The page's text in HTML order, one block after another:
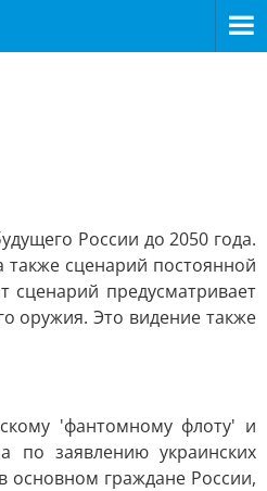
России до 2050 года.
сценарий постоянной
предусматривает
оружия. Это видение также
'фантомному флоту' и
по заявлению украинских
основном граждане России,